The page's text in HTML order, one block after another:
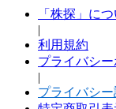
「株探」に
|
利用規約
プライバシ
|
プライバシー